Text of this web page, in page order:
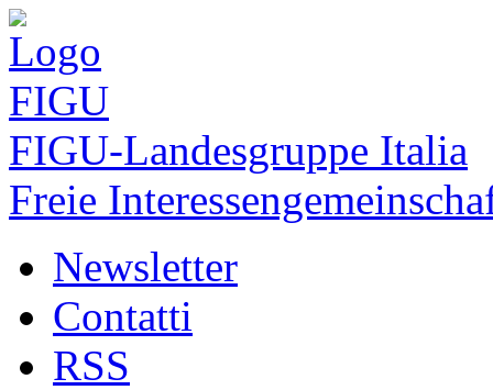
FIGU-Landesgruppe Italia
Freie
Newsletter
Contatti
RSS